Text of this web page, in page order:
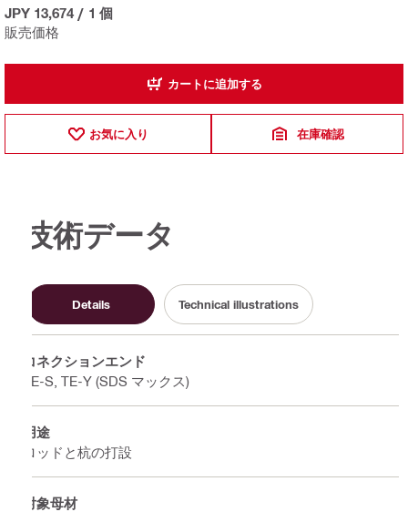
販売価格
JPY 13,674 / 1 個
カートに追加する
お気に入り 在庫確認
技術データ
Details Technical illustrations
コネクションエンド
TE-S, TE-Y (SDS マックス)
用途
ロッドと杭の打設
対象母材